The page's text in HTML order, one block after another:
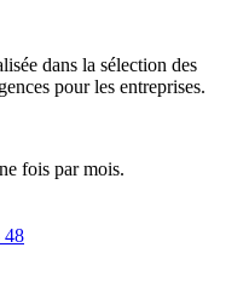
dans la sélection des
pour les entreprises.
fois par mois.
48